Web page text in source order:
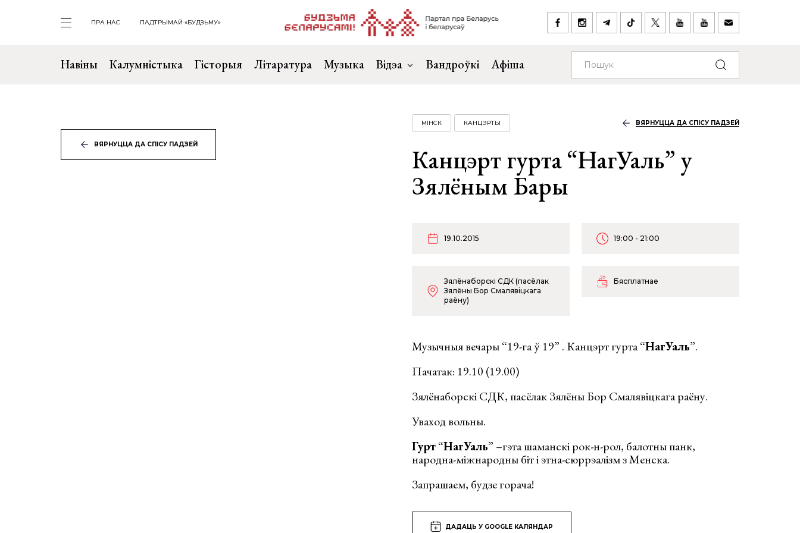
ПРА НАС ПАДТРЫМАЙ «БУДЗЬМУ»
Навіны Калумністыка Гісторыя Літаратура Музыка Відэа Вандроўкі Афіша
ВЯРНУЦЦА ДА СПІСУ ПАДЗЕЙ
МІНСК КАНЦЭРТЫ ВЯРНУЦЦА ДА СПІСУ ПАДЗЕЙ
Канцэрт гурта “НагУаль” у
Зялёным Бары
19.10.2015 19:00 - 21:00
Зялёнаборскі СДК (пасёлак
Зялёны Бор Смалявіцкага
раёну)
Бясплатнае
Музычныя вечары “19-га ў 19” . Канцэрт гурта “НагУаль”.
Пачатак: 19.10 (19.00)
Зялёнаборскі СДК, пасёлак Зялёны Бор Смалявіцкага раёну.
Уваход вольны.
Гурт“НагУаль” –гэта шаманскі рок-н-рол, балотны панк,
народна-міжнародны біт і этна-сюррэалізм з Менска.
Запрашаем, будзе горача!
ДАДАЦЬ У GOOGLE КАЛЯНДАР